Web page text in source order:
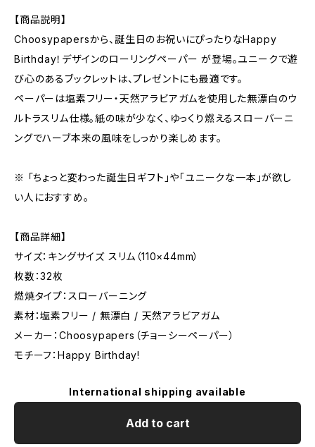
【商品説明】
Choosypapersから、誕生日のお祝いにぴったりなHappy
Birthday！デザインのローリングペーパー が登場。ユニークで遊
び心のあるブックレットは、プレゼントにも最適です。
ペーパーは塩素フリー・天然アラビアガムを使用した無漂白のウ
ルトラスリム仕様。紙の味が少なく、ゆっくり燃えるスローバーニ
ングでハーブ本来の風味をしっかり楽しめます。
※ 「ちょっと変わった誕生日ギフト」や「ユニークな一本」が欲し
い人におすすめ。
【商品詳細】
サイズ：キングサイズ スリム（110×44mm）
枚数：32枚
燃焼タイプ：スローバーニング
素材：塩素フリー / 無漂白 / 天然アラビアガム
メーカー：Choosypapers（チョーシーペーパー）
モチーフ：Happy Birthday!
International shipping available
Add to cart